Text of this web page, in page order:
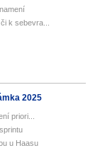
k sebevra...
2025
priori...
u Haasu